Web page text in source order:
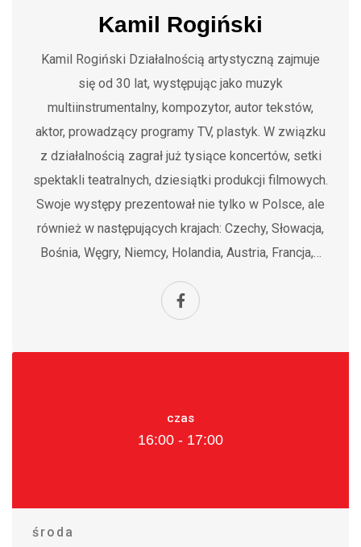
Kamil Rogiński
Kamil Rogiński Działalnością artystyczną zajmuje
się od 30 lat, występując jako muzyk
multiinstrumentalny, kompozytor, autor tekstów,
aktor, prowadzący programy TV, plastyk. W związku
z działalnością zagrał już tysiące koncertów, setki
spektakli teatralnych, dziesiątki produkcji filmowych.
Swoje występy prezentował nie tylko w Polsce, ale
również w następujących krajach: Czechy, Słowacja,
Bośnia, Węgry, Niemcy, Holandia, Austria, Francja,…
czas
16:00 - 17:00
środa